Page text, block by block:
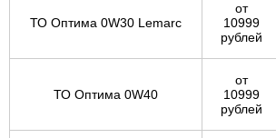
ТО Оптима 0W30 Lemarc
от
10999
рублей
ТО Оптима 0W40
от
10999
рублей